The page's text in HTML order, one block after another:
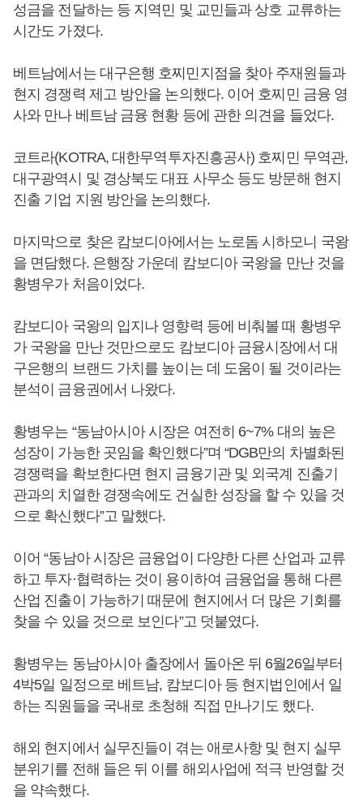
성금을 전달하는 등 지역민 및 교민들과 상호 교류하는
시간도 가졌다.
베트남에서는 대구은행 호찌민지점을 찾아 주재원들과
현지 경쟁력 제고 방안을 논의했다. 이어 호찌민 금융 영
사와 만나 베트남 금융 현황 등에 관한 의견을 들었다.
코트라(KOTRA, 대한무역투자진흥공사) 호찌민 무역관,
대구광역시 및 경상북도 대표 사무소 등도 방문해 현지
진출 기업 지원 방안을 논의했다.
마지막으로 찾은 캄보디아에서는 노로돔 시하모니 국왕
을 면담했다. 은행장 가운데 캄보디아 국왕을 만난 것을
황병우가 처음이었다.
캄보디아 국왕의 입지나 영향력 등에 비춰볼 때 황병우
가 국왕을 만난 것만으로도 캄보디아 금융시장에서 대
구은행의 브랜드 가치를 높이는 데 도움이 될 것이라는
분석이 금융권에서 나왔다.
황병우는 “동남아시아 시장은 여전히 6~7% 대의 높은
성장이 가능한 곳임을 확인했다”며 “DGB만의 차별화된
경쟁력을 확보한다면 현지 금융기관 및 외국계 진출기
관과의 치열한 경쟁속에도 건실한 성장을 할 수 있을 것
으로 확신했다”고 말했다.
이어 “동남아 시장은 금융업이 다양한 다른 산업과 교류
하고 투자·협력하는 것이 용이하여 금융업을 통해 다른
산업 진출이 가능하기 때문에 현지에서 더 많은 기회를
찾을 수 있을 것으로 보인다”고 덧붙였다.
황병우는 동남아시아 출장에서 돌아온 뒤 6월26일부터
4박5일 일정으로 베트남, 캄보디아 등 현지법인에서 일
하는 직원들을 국내로 초청해 직접 만나기도 했다.
해외 현지에서 실무진들이 겪는 애로사항 및 현지 실무
분위기를 전해 들은 뒤 이를 해외사업에 적극 반영할 것
을 약속했다.